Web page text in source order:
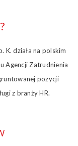
K. działa na polskim
Agencji Zatrudnienia
pozycji
z branży HR.